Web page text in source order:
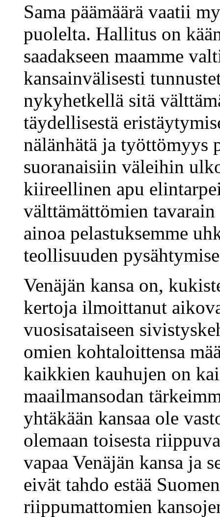
Sama päämäärä vaatii
puolelta. Hallitus on
saadakseen maamme
kansainvälisesti
nykyhetkellä sitä
täydellisestä
nälänhätä ja työttömyys
suoranaisiin väleihin
kiireellinen apu
välttämättömien
ainoa pelastuksemme
teollisuuden
Venäjän kansa on,
kertoja ilmoittanut
vuosisataiseen
omien kohtaloittensa
kaikkien kauhujen on
maailmansodan
yhtäkään kansaa ole
olemaan toisesta
vapaa Venäjän kansa ja
eivät tahdo estää
riippumattomien